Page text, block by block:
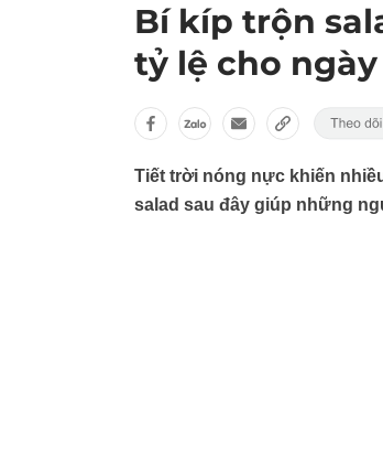
Bí kíp trộn
tỷ lệ cho
Tiết trời nóng nực khiến
salad sau đây giúp những